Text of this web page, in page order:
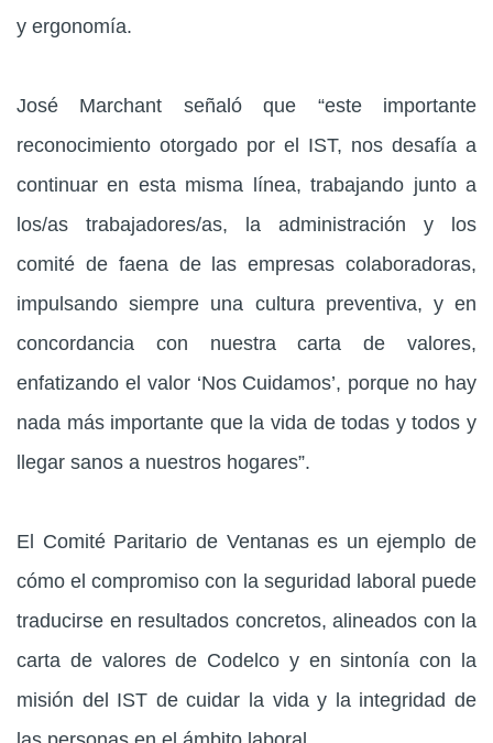
y ergonomía.
José Marchant señaló que “este importante
reconocimiento otorgado por el IST, nos desafía a
continuar en esta misma línea, trabajando junto a
los/as trabajadores/as, la administración y los
comité de faena de las empresas colaboradoras,
impulsando siempre una cultura preventiva, y en
concordancia con nuestra carta de valores,
enfatizando el valor ‘Nos Cuidamos’, porque no hay
nada más importante que la vida de todas y todos y
llegar sanos a nuestros hogares”.
El Comité Paritario de Ventanas es un ejemplo de
cómo el compromiso con la seguridad laboral puede
traducirse en resultados concretos, alineados con la
carta de valores de Codelco y en sintonía con la
misión del IST de cuidar la vida y la integridad de